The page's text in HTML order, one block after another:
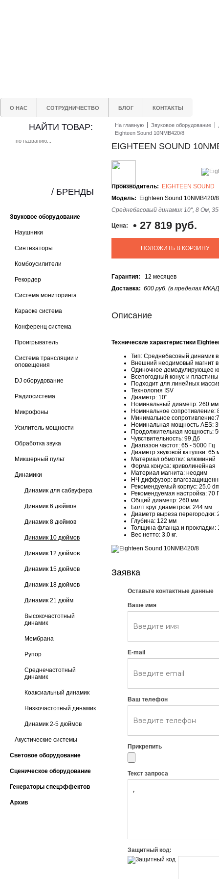
О НАС СОТРУДНИЧЕСТВО БЛОГ КОНТАКТЫ
НАЙТИ ТОВАР:
Звуковое оборудование
Наушники
Синтезаторы
Комбоусилители
Рекордер
Система мониторинга
Караоке система
Конференц система
Проигрыватель
Система трансляции и
оповещения
DJ оборудование
Радиосистема
Микрофоны
Усилитель мощности
Обработка звука
Микшерный пульт
Динамики
Динамик для сабвуфера
Динамик 6 дюймов
Динамик 8 дюймов
Динамик 10 дюймов
Динамик 12 дюймов
Динамик 15 дюймов
Динамик 18 дюймов
Динамик 21 дюйм
Высокочастотный
динамик
Мембрана
Рупор
Среднечастотный
динамик
Коаксиальный динамик
Низкочастотный динамик
Динамик 2-5 дюймов
Акустические системы
Световое оборудование
Сценическое оборудование
Генераторы спецэффектов
Архив
/ БРЕНДЫ
На главную Звуковое оборудование
Eighteen Sound 10NMB420/8
EIGHTEEN SOUND
Производитель:
EIGHTEEN SOUND
Модель: Eighteen Sound 10NMB420/8
Среднебасовый динамик 10", 8 Ом,
Цена: • 27 819 руб.
ПОЛОЖИТЬ В КОРЗИНУ
Гарантия: 12 месяцев
Доставка: 600 руб. (в пределах
Описание
Технические характеристики
Тип: Среднебасовый динамик
Внешний неодимовый магнит
Одиночное демодулирующее
Всепогодный конус и
Подходит для линейных
Технология ISV
Диаметр: 10"
Номинальный диаметр: 260 мм
Номинальное сопротивление:
Минимальное
Номинальная мощность AES:
Продолжительная мощность:
Чувствительность: 99 Дб
Диапазон частот: 65 - 5000 Гц
Диаметр звуковой катушки: 65
Материал обмотки: алюминий
Форма конуса: криволинейная
Материал магнита: неодим
НЧ-диффузор:
Рекомендуемый корпус: 25.0
Рекомендуемая настройка: 70
Общий диаметр: 260 мм
Болт круг диаметром: 244 мм
Диаметр выреза перегородки:
Глубина: 122 мм
Толщина фланца и прокладки:
Вес нетто: 3.0 кг.
Заявка
Оставьте контактные данные
Ваше имя
E-mail
Ваш телефон
Прикрепить
Текст запроса
Защитный код: